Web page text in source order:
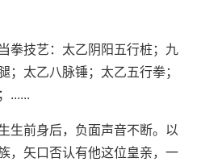
技艺：太乙阴阳五行桩；九
；太乙八脉锤；太乙五行拳；
......
前身后，负面声音不断。以
，矢口否认有他这位皇亲，一